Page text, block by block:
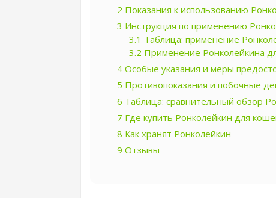
2 Показания к использованию
3 Инструкция по применению
3.1 Таблица: применение
3.2 Применение Ронколейкина
4 Особые указания и меры
5 Противопоказания и побочные
6 Таблица: сравнительный обзор
7 Где купить Ронколейкин для
8 Как хранят Ронколейкин
9 Отзывы